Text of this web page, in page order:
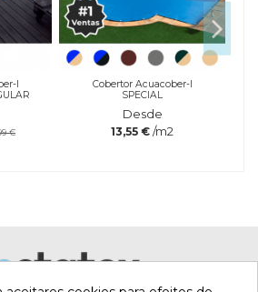
I
€
Cobertor Acuacober-I
SPECIAL
Desde
13,55 € /m2
Não